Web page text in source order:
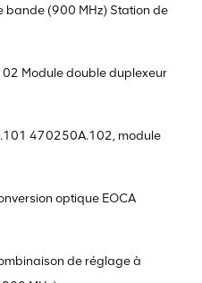
bande (900 MHz) Station de
Module double duplexeur
470250A.102, module
optique EOCA
de réglage à